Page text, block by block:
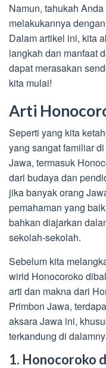
Namun, tahukah
melakukannya
Dalam artikel ini, kita
langkah dan manfaat
dapat merasakan
kita mulai!
Arti
Seperti yang kita
yang sangat familiar
Jawa, termasuk
dari budaya dan
jika banyak orang
pemahaman yang
bahkan diajarkan
sekolah-sekolah.
Sebelum kita
wirid Honocoroko
arti dan makna dari
Primbon Jawa,
aksara Jawa ini,
terkandung di
1. Honocoroko